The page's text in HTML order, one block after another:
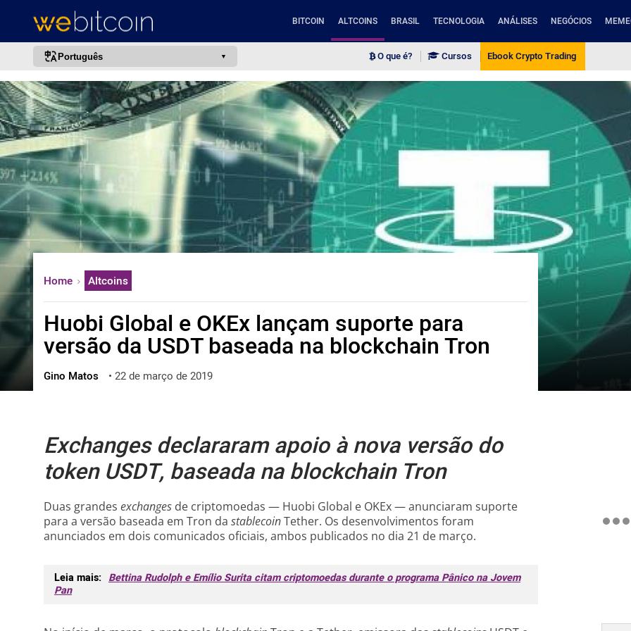
BITCOIN ALTCOINS BRASIL TECNOLOGIA ANÁLISES NEGÓCIOS
Português
português (BR)
english
español
français
italiano
deutsch
日本語
中文
한국어
العربية
ไทย
ქართული
O que é? Cursos Ebook Crypto Trading
Home Altcoins
Huobi Global e OKEx lançam suporte para
versão da USDT baseada na blockchain Tron
Gino Matos • 22 de março de 2019
Exchanges declararam apoio à nova versão do
token USDT, baseada na blockchain Tron
Duas grandes exchanges de criptomoedas — Huobi Global e OKEx — anunciaram suporte
para a versão baseada em Tron da stablecoinTether. Os desenvolvimentos foram
anunciados em dois comunicados oficiais, ambos publicados no dia 21 de março.
Leia mais: Bettina Rudolph e Emílio Surita citam criptomoedas durante o programa Pânico na Jovem
Pan